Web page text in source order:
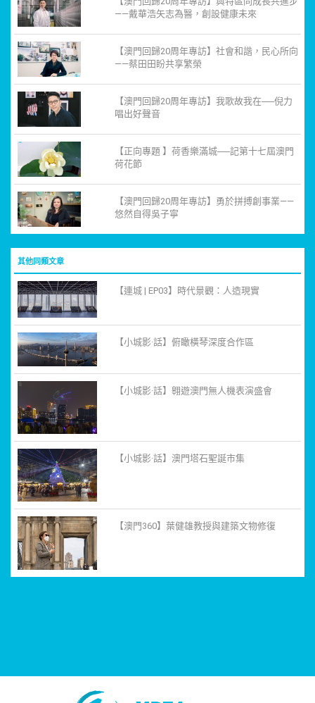
——戴華浩矢志為醫，創設健康未來
【澳門回歸20周年專訪】社會和諧，民心所向
——蔡田田盼共享繁榮
【澳門回歸20周年專訪】我歌故我在──倪力
唱出好聲音
【正向專題 】荷香樂滿城──記第十七屆澳門
荷花節
【澳門回歸20周年專訪】勇於拼搏創事業——
悠然自得吳子寧
其他同類文章
【連城 | EP03】時代景觀：人造現實
【小城影·話】俯瞰橫琴深度合作區
【小城影·話】翱遊澳門無人機表演盛會
【小城影·話】澳門塔石聖誕市集
【澳門360】葉健雄教授與建築文物修復